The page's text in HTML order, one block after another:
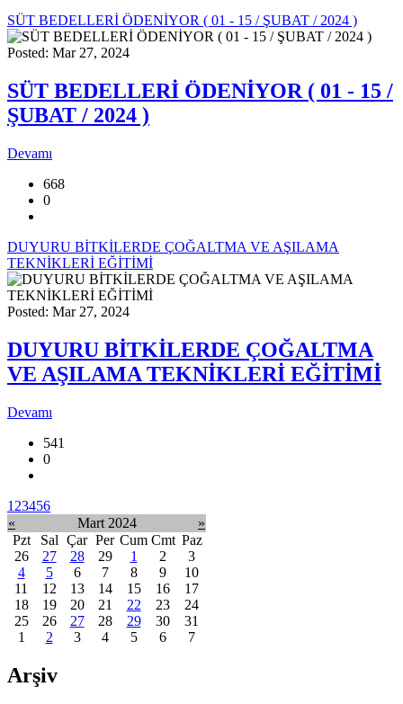
SÜT BEDELLERİ ÖDENİYOR ( 01 - 15 / ŞUBAT / 2024 )
Posted: Mar 27, 2024
SÜT BEDELLERİ ÖDENİYOR ( 01 - 15 /
ŞUBAT / 2024 )
Devamı
668
0
DUYURU BİTKİLERDE ÇOĞALTMA VE AŞILAMA
TEKNİKLERİ EĞİTİMİ
Posted: Mar 27, 2024
DUYURU BİTKİLERDE ÇOĞALTMA
VE AŞILAMA TEKNİKLERİ EĞİTİMİ
Devamı
541
0
1 23456
«
Mart 2024
»
Pzt
Sal Çar Per Cum Cmt Paz
26
27 28 29 1 2
3
4
5 6 7 8 9
10
11
12 13 14 15 16
17
18
19 20 21 22 23
24
25
26 27 28 29 30
31
1
2 3 4 5 6 7
Arşiv